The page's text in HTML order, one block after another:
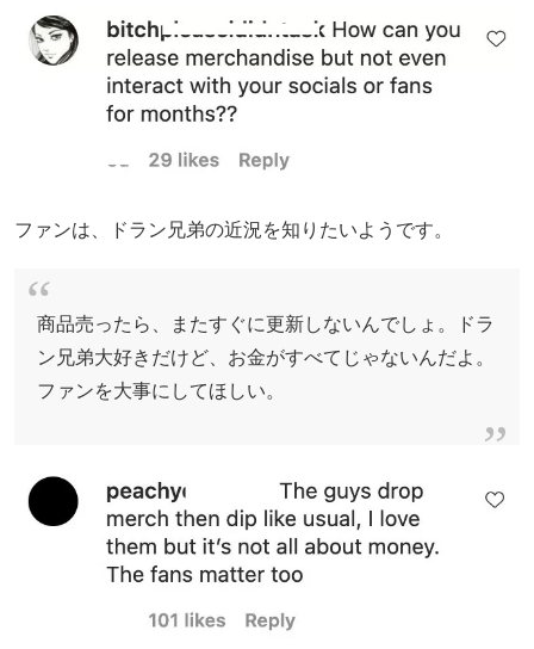
ファンは、ドラン兄弟の近況を知りたいようです。
商品売ったら、またすぐに更新しないんでしょ。ドラ
ン兄弟大好きだけど、お金がすべてじゃないんだよ。
ファンを大事にしてほしい。